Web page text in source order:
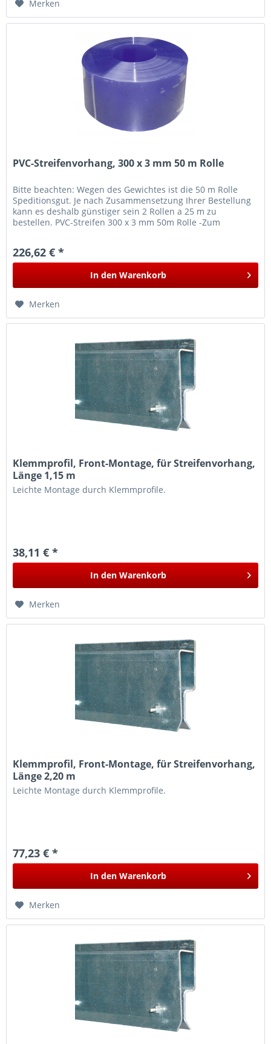
Merken
PVC-Streifenvorhang, 300 x 3 mm 50 m Rolle
Bitte beachten: Wegen des Gewichtes ist die 50 m Rolle
Speditionsgut. Je nach Zusammensetzung Ihrer Bestellung
kann es deshalb günstiger sein 2 Rollen a 25 m zu
bestellen. PVC-Streifen 300 x 3 mm 50m Rolle -Zum
226,62 € *
In den Warenkorb
Merken
Klemmprofil, Front-Montage, für Streifenvorhang,
Länge 1,15 m
Leichte Montage durch Klemmprofile.
38,11 € *
In den Warenkorb
Merken
Klemmprofil, Front-Montage, für Streifenvorhang,
Länge 2,20 m
Leichte Montage durch Klemmprofile.
77,23 € *
In den Warenkorb
Merken